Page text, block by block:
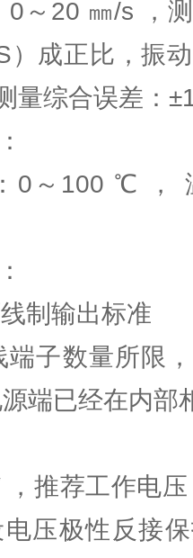
0～20 ㎜/s ，
）成正比，振
量综合误差：
0～100 ℃ ，
制输出标准
端子数量所限
端已经在内部
推荐工作电
压极性反接